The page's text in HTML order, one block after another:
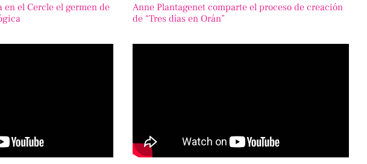
en el Cercle el germen de
Anne Plantagenet comparte el proceso de creación
de “Tres días en Orán”